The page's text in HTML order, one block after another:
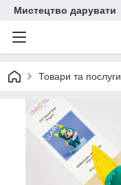
Мистецтво дарувати
Товари та послуги